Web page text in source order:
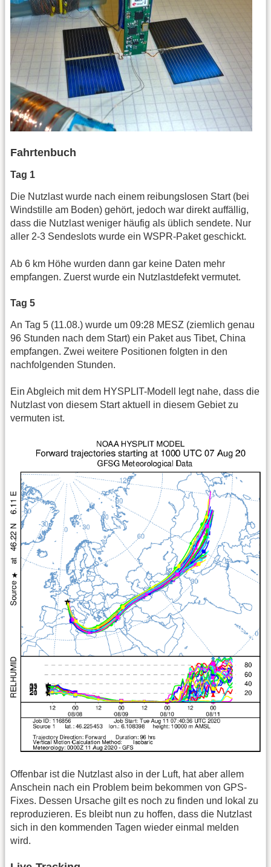
Fahrtenbuch
Tag 1
Die Nutzlast wurde nach einem reibungslosen Start (bei
Windstille am Boden) gehört, jedoch war direkt auffällig,
dass die Nutzlast weniger häufig als üblich sendete. Nur
aller 2-3 Sendeslots wurde ein WSPR-Paket geschickt.
Ab 6 km Höhe wurden dann gar keine Daten mehr
empfangen. Zuerst wurde ein Nutzlastdefekt vermutet.
Tag 5
An Tag 5 (11.08.) wurde um 09:28 MESZ (ziemlich genau
96 Stunden nach dem Start) ein Paket aus Tibet, China
empfangen. Zwei weitere Positionen folgten in den
nachfolgenden Stunden.
Ein Abgleich mit dem HYSPLIT-Modell legt nahe, dass die
Nutzlast von diesem Start aktuell in diesem Gebiet zu
vermuten ist.
Offenbar ist die Nutzlast also in der Luft, hat aber allem
Anschein nach ein Problem beim bekommen von GPS-
Fixes. Dessen Ursache gilt es noch zu finden und lokal zu
reproduzieren. Es bleibt nun zu hoffen, dass die Nutzlast
sich in den kommenden Tagen wieder einmal melden
wird.